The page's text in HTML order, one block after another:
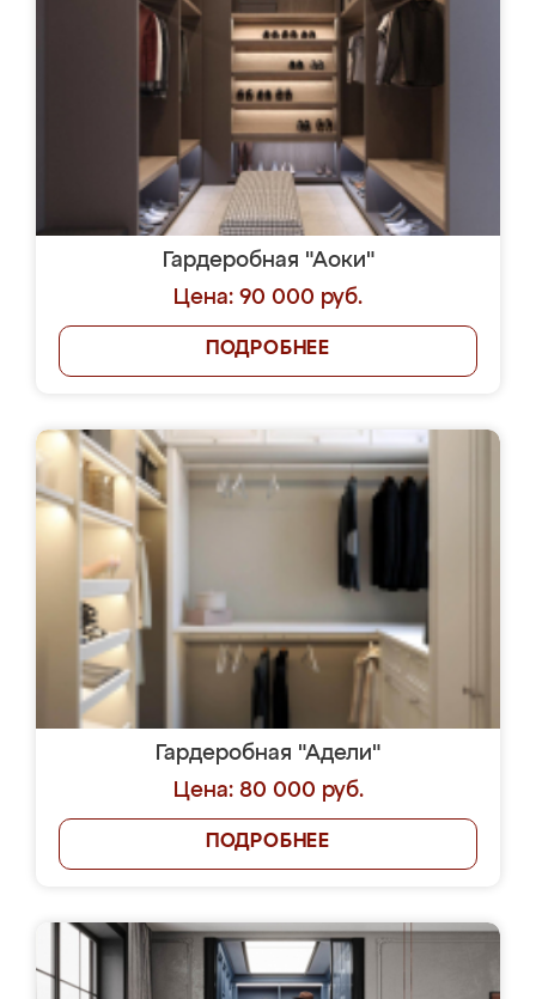
Гардеробная "Аоки"
Цена: 90 000 руб.
ПОДРОБНЕЕ
Гардеробная "Адели"
Цена: 80 000 руб.
ПОДРОБНЕЕ